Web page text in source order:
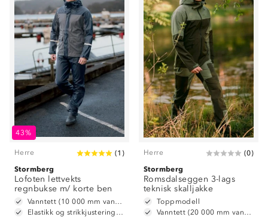
43%
Herre (1 )
Stormberg
Lofoten lettvekts
regnbukse m/ korte ben
Herre (0)
Stormberg
Romsdalseggen 3-lags
teknisk skalljakke
Toppmodell